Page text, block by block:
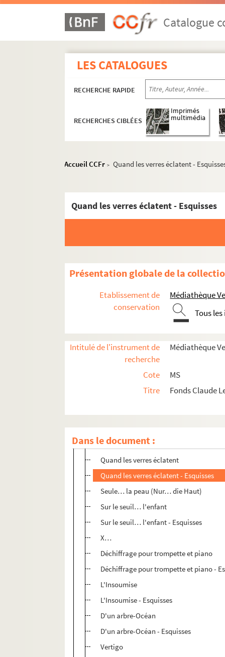
Catalogue
LES CATALOGUES
RECHERCHE RAPIDE
RECHERCHES CIBLÉES
Imprimés
multimédia
Accueil CCFr > Quand les verres éclatent -
Quand les verres éclatent - Esquisses
Présentation globale de la
Etablissement de
conservation
Médiathèque
Tous
Intitulé de l'instrument de
recherche
Médiathèque
Cote
MS
Titre
Fonds Claude
Dans le document :
Ivresse - Absence - Esquisses
Dérives nocturnes
Dérives nocturnes - Esquisses
Tourbillonnements
Tourbillonnements - Esquisses
Mémoires souterraines
Mémoires souterraines - Esquisses
Océan de Terre
Oregon
Lorraine
Lorraine - Esquisses
Savoure
Mosella - Esquisses
Souvenirs - Esquisses
La Chute
Virage - Esquisses
Sur le lac, la main
Sur le lac, la main - Esquisses
Quand les verres éclatent
Quand les verres éclatent - Esquisses
Seule… la peau (Nur… die Haut)
Sur le seuil… l'enfant
Sur le seuil… l'enfant - Esquisses
X…
Déchiffrage pour trompette et piano
Déchiffrage pour trompette et piano -
L'Insoumise
L'Insoumise - Esquisses
D'un arbre-Océan
D'un arbre-Océan - Esquisses
Vertigo